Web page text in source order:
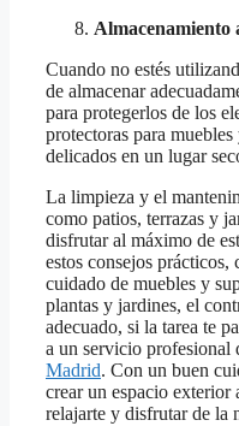
Almacenamiento
Cuando no estés
de almacenar
para protegerlos de los
protectoras para
delicados en un lugar
La limpieza y el
como patios, terrazas y
disfrutar al máximo de
estos consejos
cuidado de muebles y
plantas y jardines, el
adecuado, si la tarea te
a un servicio profesional
Madrid. Con un buen
crear un espacio exterior
relajarte y disfrutar de la